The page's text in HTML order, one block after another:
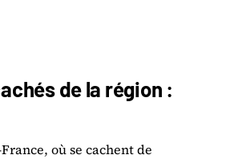
de la région :
où se cachent de